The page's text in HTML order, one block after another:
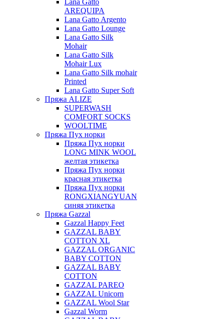
Lana Gatto
AREQUIPA
Lana Gatto Argento
Lana Gatto Lounge
Lana Gatto Silk
Mohair
Lana Gatto Silk
Mohair Lux
Lana Gatto Silk mohair
Printed
Lana Gatto Super Soft
Пряжа ALIZE
SUPERWASH
COMFORT SOCKS
WOOLTIME
Пряжа Пух норки
Пряжа Пух норки
LONG MINK WOOL
желтая этикетка
Пряжа Пух норки
красная этикетка
Пряжа Пух норки
RONGXIANGYUAN
синяя этикетка
Пряжа Gazzal
Gazzal Happy Feet
GAZZAL BABY
COTTON XL
GAZZAL ORGANIC
BABY COTTON
GAZZAL BABY
COTTON
GAZZAL PAREO
GAZZAL Unicorn
GAZZAL Wool Star
Gazzal Worm